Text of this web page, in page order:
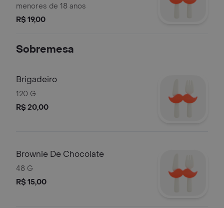
menores de 18 anos
R$ 19,00
Sobremesa
Brigadeiro
120 G
R$ 20,00
Brownie De Chocolate
48 G
R$ 15,00